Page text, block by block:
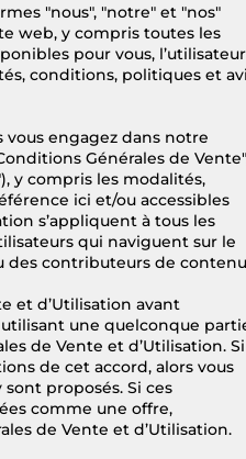
"nous", "notre" et "nos"
web, y compris toutes les
pour vous,
conditions, politiques et
engagez dans notre
Générales de
y compris les modalités,
ici et/ou accessibles
s’appliquent à tous les
qui naviguent sur le
des contributeurs de
et d’Utilisation avant
utilisant une quelconque
de Vente et d’Utilisation. Si
de cet accord, alors vous
proposés. Si ces
comme une offre,
de Vente et d’Utilisation.